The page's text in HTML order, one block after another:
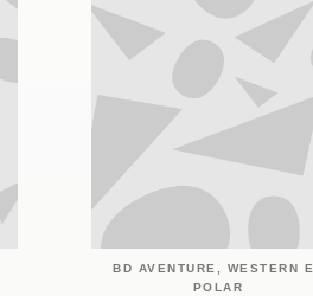
BD AVENTURE, WESTERN
POLAR